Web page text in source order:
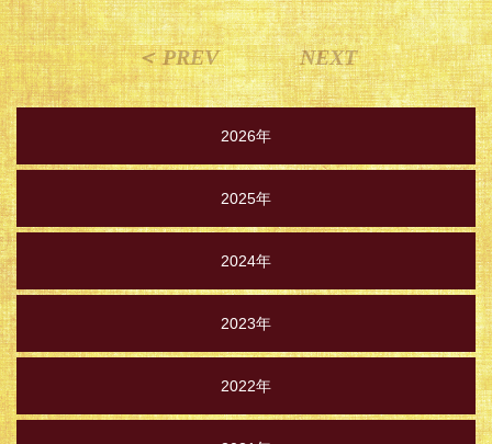
＜ PREV NEXT
2026年
2025年
2024年
2023年
2022年